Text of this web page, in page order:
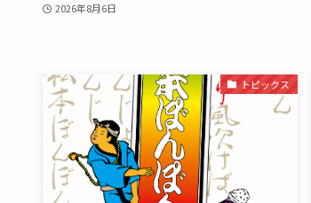
2026年8月6日
トピックス